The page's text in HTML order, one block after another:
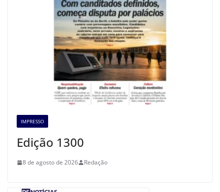
IMPRESSO
Edição 1300
8 de agosto de 2026 Redação